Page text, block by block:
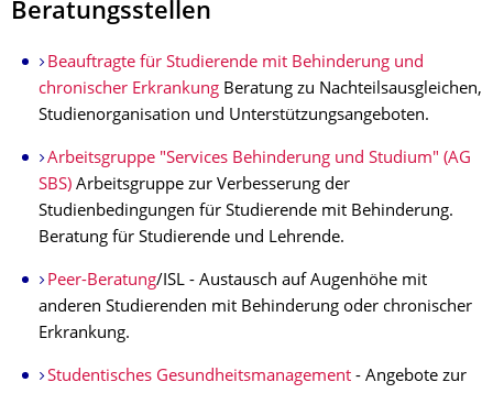
Beratungsstellen
Beauftragte für Studierende mit Behinderung und
chronischer Erkrankung Beratung zu Nachteilsausgleichen,
Studienorganisation und Unterstützungsangeboten.
Arbeitsgruppe "Services Behinderung und Studium" (AG
SBS) Arbeitsgruppe zur Verbesserung der
Studienbedingungen für Studierende mit Behinderung.
Beratung für Studierende und Lehrende.
Peer-Beratung/ISL - Austausch auf Augenhöhe mit
anderen Studierenden mit Behinderung oder chronischer
Erkrankung.
Studentisches Gesundheitsmanagement- Angebote zur